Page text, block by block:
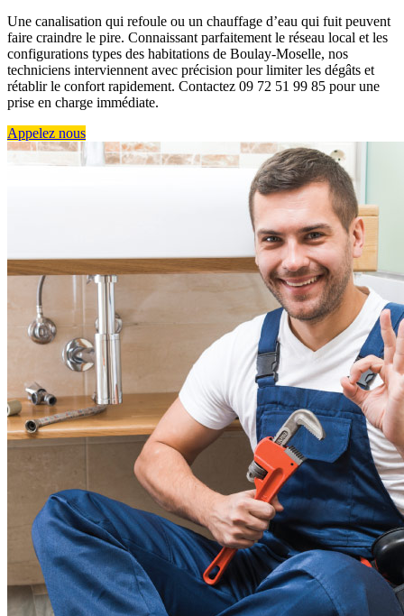
Une canalisation qui refoule ou un chauffage d’eau qui fuit peuvent
faire craindre le pire. Connaissant parfaitement le réseau local et les
configurations types des habitations de Boulay-Moselle, nos
techniciens interviennent avec précision pour limiter les dégâts et
rétablir le confort rapidement. Contactez 09 72 51 99 85 pour une
prise en charge immédiate.
Appelez nous